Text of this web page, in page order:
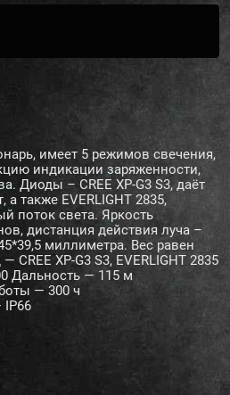
имеет 5 режимов свечения,
индикации заряженности,
Диоды – CREE XP-G3 S3, даёт
также EVERLIGHT 2835,
поток света. Яркость
дистанция действия луча –
миллиметра. Вес равен
CREE XP-G3 S3, EVERLIGHT 2835
Дальность — 115 м
— 300 ч